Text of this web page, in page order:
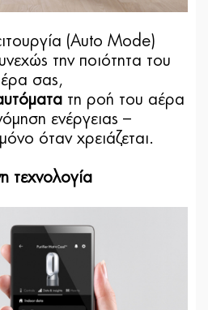
(Auto Mode)
την ποιότητα του
σας,
τη ροή του αέρα
ενέργειας –
όταν χρειάζεται.
τεχνολογία